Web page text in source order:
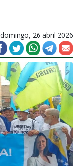
domingo, 26 abril 2026